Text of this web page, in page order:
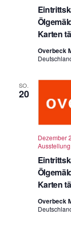
Karten
Overbeck
SO.
20
Karten
Dezember
Overbeck